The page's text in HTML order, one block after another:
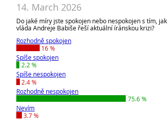
14. March 2026
Do jaké míry jste spokojen nebo nespokojen s tím, jak
vláda Andreje Babiše řeší aktuální íránskou krizi?
Rozhodně spokojen
16 %
Spíše spokojen
2.2 %
Spíše nespokojen
2.4 %
Rozhodně nespokojen
75.6 %
Nevím
3.7 %